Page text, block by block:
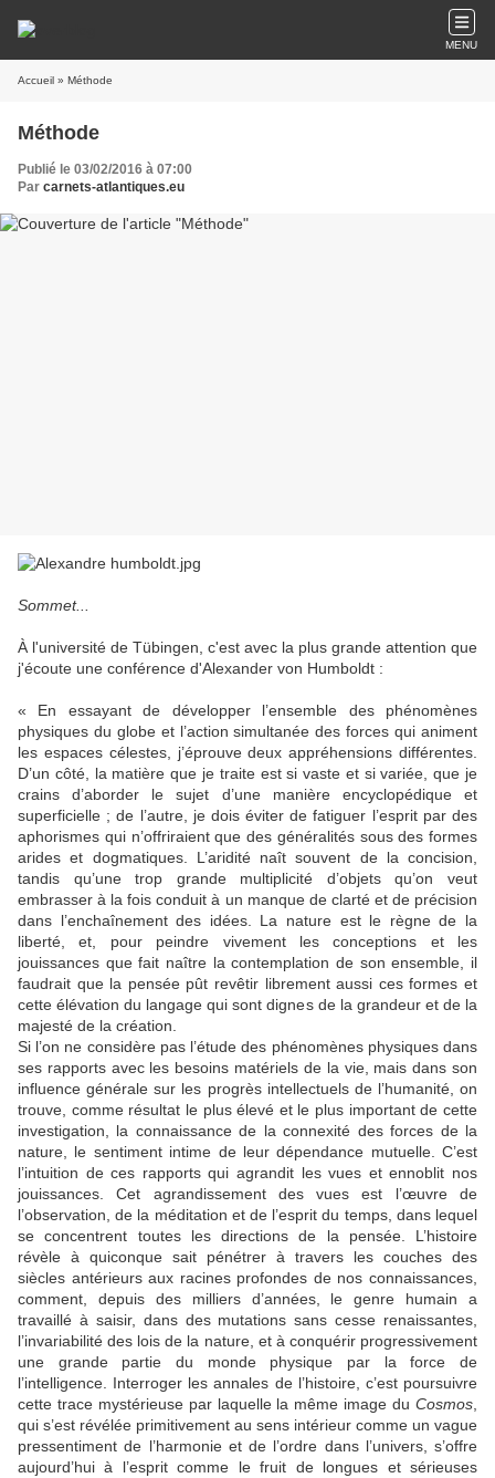
MENU
Accueil » Méthode
Méthode
Publié le 03/02/2016 à 07:00
Par carnets-atlantiques.eu
Sommet...
À l'université de Tübingen, c'est avec la plus grande attention que
j'écoute une conférence d'Alexander von Humboldt :
« En essayant de développer l’ensemble des phénomènes
physiques du globe et l’action simultanée des forces qui animent
les espaces célestes, j’éprouve deux appréhensions différentes.
D’un côté, la matière que je traite est si vaste et si variée, que je
crains d’aborder le sujet d’une manière encyclopédique et
superficielle ; de l’autre, je dois éviter de fatiguer l’esprit par des
aphorismes qui n’offriraient que des généralités sous des formes
arides et dogmatiques. L’aridité naît souvent de la concision,
tandis qu’une trop grande multiplicité d’objets qu’on veut
embrasser à la fois conduit à un manque de clarté et de précision
dans l’enchaînement des idées. La nature est le règne de la
liberté, et, pour peindre vivement les conceptions et les
jouissances que fait naître la contemplation de son ensemble, il
faudrait que la pensée pût revêtir librement aussi ces formes et
cette élévation du langage qui sont dignes de la grandeur et de la
majesté de la création.
Si l’on ne considère pas l’étude des phénomènes physiques dans
ses rapports avec les besoins matériels de la vie, mais dans son
influence générale sur les progrès intellectuels de l’humanité, on
trouve, comme résultat le plus élevé et le plus important de cette
investigation, la connaissance de la connexité des forces de la
nature, le sentiment intime de leur dépendance mutuelle. C’est
l’intuition de ces rapports qui agrandit les vues et ennoblit nos
jouissances. Cet agrandissement des vues est l’œuvre de
l’observation, de la méditation et de l’esprit du temps, dans lequel
se concentrent toutes les directions de la pensée. L’histoire
révèle à quiconque sait pénétrer à travers les couches des
siècles antérieurs aux racines profondes de nos connaissances,
comment, depuis des milliers d’années, le genre humain a
travaillé à saisir, dans des mutations sans cesse renaissantes,
l’invariabilité des lois de la nature, et à conquérir progressivement
une grande partie du monde physique par la force de
l’intelligence. Interroger les annales de l’histoire, c’est poursuivre
cette trace mystérieuse par laquelle la même image du Cosmos
qui s’est révélée primitivement au sens intérieur comme un vague
pressentiment de l’harmonie et de l’ordre dans l’univers, s’offre
aujourd’hui à l’esprit comme le fruit de longues et sérieuses